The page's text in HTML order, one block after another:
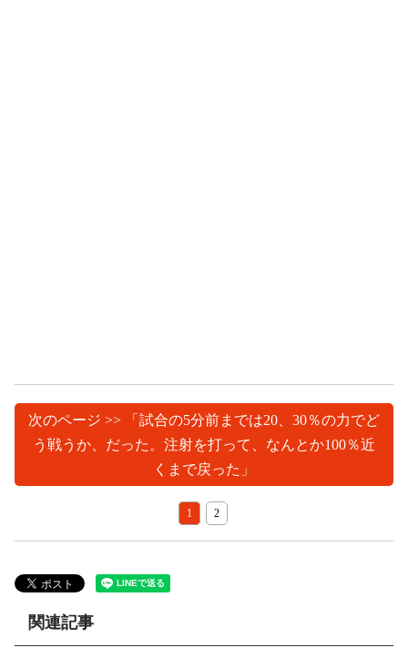
次のページ >> 「試合の5分前までは20、30％の力でど
う戦うか、だった。注射を打って、なんとか100％近
くまで戻った」
1 2
関連記事